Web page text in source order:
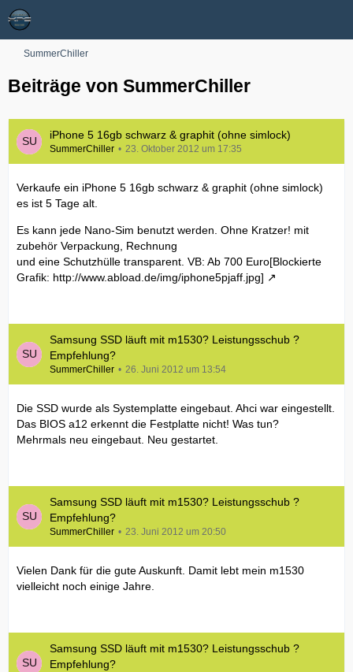
SummerChiller
Beiträge von SummerChiller
iPhone 5 16gb schwarz & graphit (ohne simlock)
SummerChiller 23. Oktober 2012 um 17:35
Verkaufe ein iPhone 5 16gb schwarz & graphit (ohne simlock)
es ist 5 Tage alt.
Es kann jede Nano-Sim benutzt werden. Ohne Kratzer! mit
zubehör Verpackung, Rechnung
und eine Schutzhülle transparent. VB: Ab 700 Euro[Blockierte
Grafik: http://www.abload.de/img/iphone5pjaff.jpg]
Samsung SSD läuft mit m1530? Leistungsschub ?
Empfehlung?
SummerChiller 26. Juni 2012 um 13:54
Die SSD wurde als Systemplatte eingebaut. Ahci war eingestellt.
Das BIOS a12 erkennt die Festplatte nicht! Was tun?
Mehrmals neu eingebaut. Neu gestartet.
Samsung SSD läuft mit m1530? Leistungsschub ?
Empfehlung?
SummerChiller 23. Juni 2012 um 20:50
Vielen Dank für die gute Auskunft. Damit lebt mein m1530
vielleicht noch einige Jahre.
Samsung SSD läuft mit m1530? Leistungsschub ?
Empfehlung?